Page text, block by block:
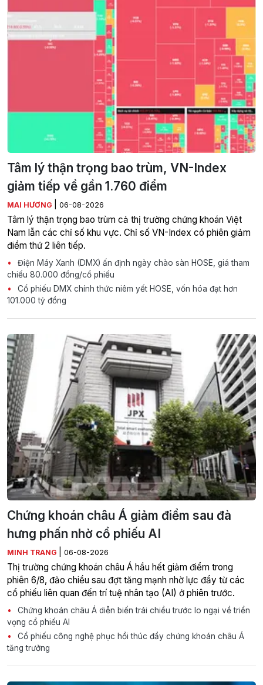
Tâm lý thận trọng bao trùm, VN-Index
giảm tiếp về gần 1.760 điểm
MAI HƯƠNG 06-08-2026
Tâm lý thận trọng bao trùm cả thị trường chứng khoán Việt
Nam lẫn các chỉ số khu vực. Chỉ số VN-Index có phiên giảm
điểm thứ 2 liên tiếp.
Điện Máy Xanh (DMX) ấn định ngày chào sàn HOSE, giá tham
chiếu 80.000 đồng/cổ phiếu
Cổ phiếu DMX chính thức niêm yết HOSE, vốn hóa đạt hơn
101.000 tỷ đồng
Chứng khoán châu Á giảm điểm sau đà
hưng phấn nhờ cổ phiếu AI
MINH TRANG 06-08-2026
Thị trường chứng khoán châu Á hầu hết giảm điểm trong
phiên 6/8, đảo chiều sau đợt tăng mạnh nhờ lực đẩy từ các
cổ phiếu liên quan đến trí tuệ nhân tạo (AI) ở phiên trước.
Chứng khoán châu Á diễn biến trái chiều trước lo ngại về triển
vọng cổ phiếu AI
Cổ phiếu công nghệ phục hồi thúc đẩy chứng khoán châu Á
tăng trưởng